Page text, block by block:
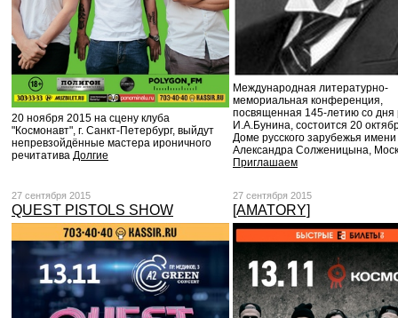
20 ноября 2015 на сцену клуба
"Космонавт", г. Санкт-Петербург, выйдут
непревзойдённые мастера ироничного
речитатива Долгие
Международная литературно-
мемориальная конференция,
посвященная 145-летию со дня
И.А.Бунина, состоится 20
Доме русского зарубежья имени
Александра Солженицына,
Приглашаем
27 сентября 2015
QUEST PISTOLS SHOW
27 сентября 2015
[AMATORY]